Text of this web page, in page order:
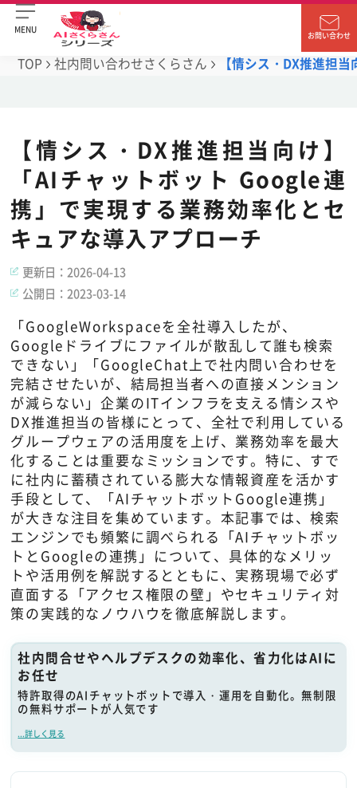
MENU
お問い合わせ
TOP 社内問い合わせさくらさん 【情シス・DX推進担
【情シス・DX推進担当向け】
「AIチャットボット Google連
携」で実現する業務効率化とセ
キュアな導入アプローチ
更新日：2026-04-13
公開日：2023-03-14
「GoogleWorkspaceを全社導入したが、
Googleドライブにファイルが散乱して誰も検索
できない」「GoogleChat上で社内問い合わせを
完結させたいが、結局担当者への直接メンション
が減らない」企業のITインフラを支える情シスや
DX推進担当の皆様にとって、全社で利用している
グループウェアの活用度を上げ、業務効率を最大
化することは重要なミッションです。特に、すで
に社内に蓄積されている膨大な情報資産を活かす
手段として、「AIチャットボットGoogle連携」
が大きな注目を集めています。本記事では、検索
エンジンでも頻繁に調べられる「AIチャットボッ
トとGoogleの連携」について、具体的なメリッ
トや活用例を解説するとともに、実務現場で必ず
直面する「アクセス権限の壁」やセキュリティ対
策の実践的なノウハウを徹底解説します。
社内問合せやヘルプデスクの効率化、省力化はAIに
お任せ
特許取得のAIチャットボットで導入・運用を自動化。無制限
の無料サポートが人気です
...詳しく見る